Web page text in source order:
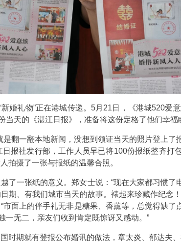
新婚礼物”正在港城传递。5月21日，《港城520
天的《湛江日报》，准备将这份定格了他们幸福
翻一翻本地新闻，没想到领证当天的照片登上
报社发行部，工作人员早已将100份报纸整齐打
拍摄了一张与报纸的温馨合照。
了一张纸的意义。郑女士说：“现在大家都习惯
期、有我们城市当天的故事。裱起来珍藏作纪念
面上的伴手礼无非是糖果、香薰等，总觉得缺
无二，亲友们收到肯定既惊讶又感动。”
时期就有登报公布婚讯的做法，章太炎、郁达夫